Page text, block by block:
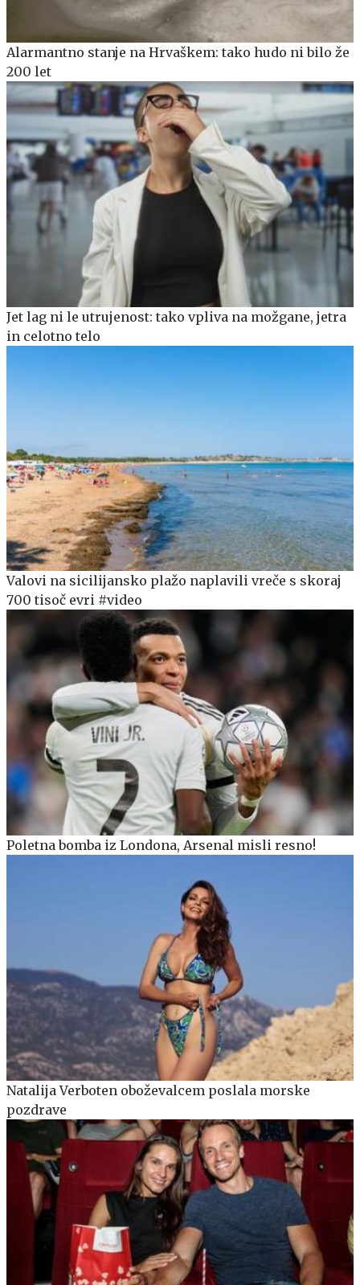
Alarmantno stanje na Hrvaškem: tako hudo ni bilo že
200 let
Jet lag ni le utrujenost: tako vpliva na možgane, jetra
in celotno telo
Valovi na sicilijansko plažo naplavili vreče s skoraj
700 tisoč evri #video
Poletna bomba iz Londona, Arsenal misli resno!
Natalija Verboten oboževalcem poslala morske
pozdrave